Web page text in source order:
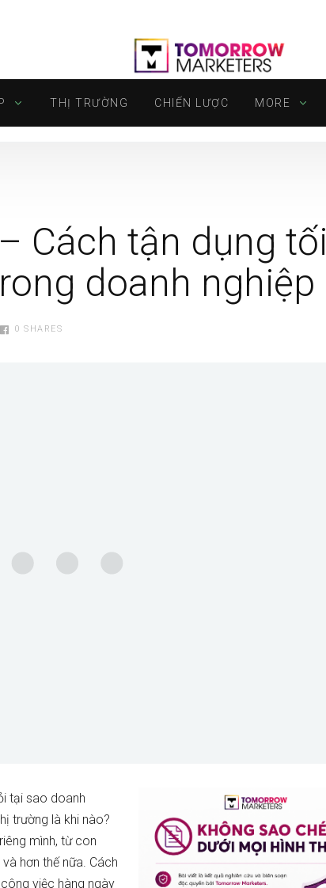
THỊ TRƯỜNG CHIẾN LƯỢC MORE
Cách tận dụng tối
doanh nghiệp
0 SHARES
tại sao doanh
trường là khi nào?
mình, từ con
hơn thế nữa. Cách
việc hàng ngày